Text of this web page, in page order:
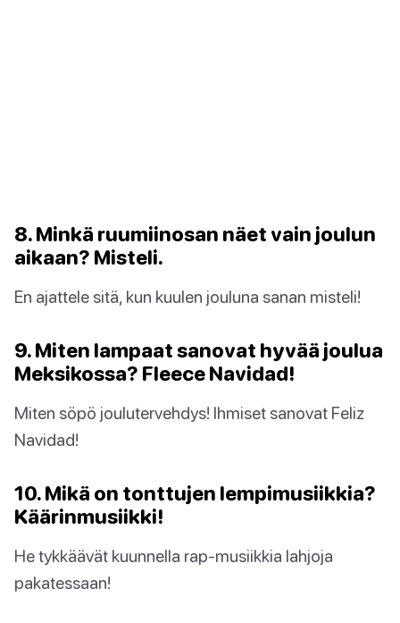
8. Minkä ruumiinosan näet vain joulun
aikaan? Misteli.
En ajattele sitä, kun kuulen jouluna sanan misteli!
9. Miten lampaat sanovat hyvää joulua
Meksikossa? Fleece Navidad!
Miten söpö joulutervehdys! Ihmiset sanovat Feliz
Navidad!
10. Mikä on tonttujen lempimusiikkia?
Käärinmusiikki!
He tykkäävät kuunnella rap-musiikkia lahjoja
pakatessaan!